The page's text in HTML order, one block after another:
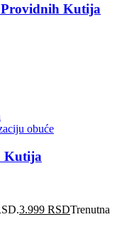
Providnih Kutija
Kutija
3.999 RSDTrenutna